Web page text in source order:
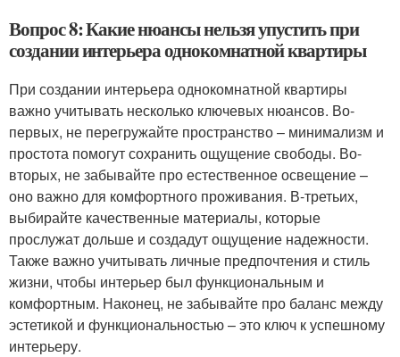
Вопрос 8: Какие нюансы нельзя упустить при
создании интерьера однокомнатной квартиры
При создании интерьера однокомнатной квартиры
важно учитывать несколько ключевых нюансов. Во-
первых, не перегружайте пространство – минимализм и
простота помогут сохранить ощущение свободы. Во-
вторых, не забывайте про естественное освещение –
оно важно для комфортного проживания. В-третьих,
выбирайте качественные материалы, которые
прослужат дольше и создадут ощущение надежности.
Также важно учитывать личные предпочтения и стиль
жизни, чтобы интерьер был функциональным и
комфортным. Наконец, не забывайте про баланс между
эстетикой и функциональностью – это ключ к успешному
интерьеру.